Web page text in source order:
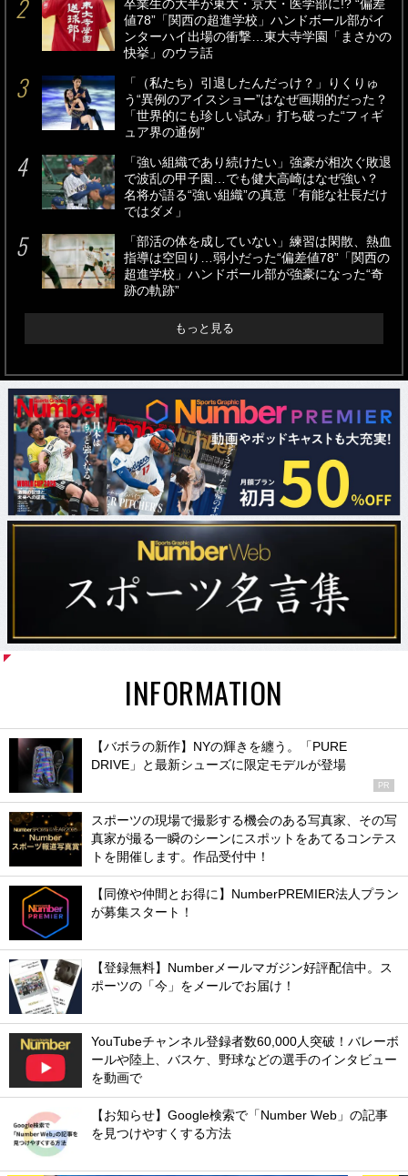
卒業生の大半が東大・京大・医学部に!? “偏差
値78”「関西の超進学校」ハンドボール部がイ
ンターハイ出場の衝撃…東大寺学園「まさかの
快挙」のウラ話
「（私たち）引退したんだっけ？」りくりゅ
う“異例のアイスショー”はなぜ画期的だった？
「世界的にも珍しい試み」打ち破った“フィギ
ュア界の通例”
「強い組織であり続けたい」強豪が相次ぐ敗退
で波乱の甲子園…でも健大高崎はなぜ強い？
名将が語る“強い組織”の真意「有能な社長だけ
ではダメ」
「部活の体を成していない」練習は閑散、熱血
指導は空回り…弱小だった“偏差値78”「関西の
超進学校」ハンドボール部が強豪になった“奇
跡の軌跡”
もっと見る
INFORMATION
【バボラの新作】NYの輝きを纏う。「PURE
DRIVE」と最新シューズに限定モデルが登場
PR
スポーツの現場で撮影する機会のある写真家、その写
真家が撮る一瞬のシーンにスポットをあてるコンテス
トを開催します。作品受付中！
【同僚や仲間とお得に】NumberPREMIER法人プラン
が募集スタート！
【登録無料】Numberメールマガジン好評配信中。ス
ポーツの「今」をメールでお届け！
YouTubeチャンネル登録者数60,000人突破！バレーボ
ールや陸上、バスケ、野球などの選手のインタビュー
を動画で
【お知らせ】Google検索で「Number Web」の記事
を見つけやすくする方法